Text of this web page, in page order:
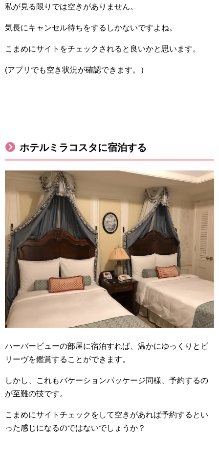
私が見る限りでは空きがありません。
気長にキャンセル待ちをするしかないですよね。
こまめにサイトをチェックされると良いかと思います。
(アプリでも空き状況が確認できます。）
ホテルミラコスタに宿泊する
ハーバービューの部屋に宿泊すれば、温かにゆっくりとビ
リーヴを鑑賞することができます。
しかし、これもバケーションパッケージ同様、予約するの
が至難の技です。
こまめにサイトチェックをして空きがあれば予約するとい
った感じになるのではないでしょうか？